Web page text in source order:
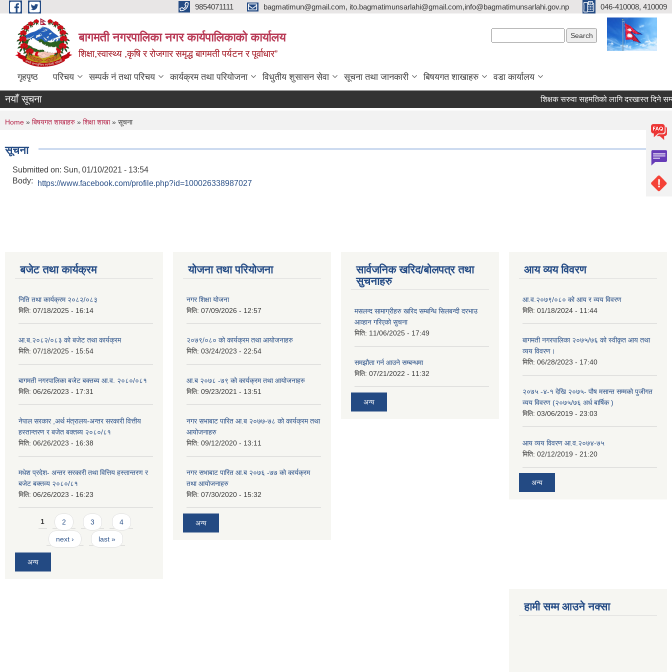
Skip to main content 9854071111 bagmatimun@gmail.com, ito.bagmatimunsarlahi@gmail.com,info@bagmatimunsarlahi.gov.np 046-410008, 410009
बागमती नगरपालिका नगर कार्यपालिकाको कार्यालय
शिक्षा,स्वास्थ्य ,कृषि र रोजगार समृद्ध बागमती पर्यटन र पूर्वाधार”
गृहपृष्ठ परिचय सम्पर्क नं तथा परिचय कार्यक्रम तथा परियोजना विधुतीय शुसासन सेवा सूचना तथा जानकारी बिषयगत शाखाहरु वडा कार्यालय
नयाँ सूचना शिक्षक सरुवा सहमतिको लागि दरखास्त
You are here
Home » बिषयगत शाखाहरु » शिक्षा शाखा» सूचना
सूचना
Submitted on: Sun, 01/10/2021 - 13:54
Body:
https://www.facebook.com/profile.php?id=100026338987027
बजेट तथा कार्यक्रम
निति तथा कार्यक्रम २०८२/०८३
मिति: 07/18/2025 - 16:14
आ.ब.२०८२/०८३ को बजेट तथा कार्यक्रम
मिति: 07/18/2025 - 15:54
बागमती नगरपालिका बजेट बक्तब्य आ.व. २०८०/०८१
मिति: 06/26/2023 - 17:31
नेपाल सरकार ,अर्थ मंत्रालय-अन्तर सरकारी वित्तीय
हस्तान्तरण र बजेत बक्तब्य २०८०/८१
मिति: 06/26/2023 - 16:38
मधेश प्रदेश- अन्तर सरकारी तथा वित्तिय हस्तान्तरण र
बजेट बक्तव्य २०८०/८१
मिति: 06/26/2023 - 16:23
Pages
1 2 3 4
next › last »
अन्य
योजना तथा परियोजना
नगर शिक्षा योजना
मिति: 07/09/2026 - 12:57
२०७९/०८० को कार्यक्रम तथा आयोजनाहरु
मिति: 03/24/2023 - 22:54
आ.ब २०७८ -७९ को कार्यक्रम तथा आयोजनाहरु
मिति: 09/23/2021 - 13:51
नगर सभाबाट पारित आ.ब २०७७-७८ को कार्यक्रम तथा
आयोजनाहरु
मिति: 09/12/2020 - 13:11
नगर सभाबाट पारित आ.ब २०७६ -७७ को कार्यक्रम
तथा आयोजनाहरु
मिति: 07/30/2020 - 15:32
अन्य
सार्वजनिक खरिद/बोलपत्र तथा
सुचनाहरु
मसलन्द सामाग्रीहरु खरिद सम्बन्धि सिलबन्दी दरभाउ
आव्हान गरिएको सुचना
मिति: 11/06/2025 - 17:49
समझौता गर्न आउने सम्बन्धमा
मिति: 07/21/2022 - 11:32
अन्य
आय व्यय विवरण
आ.व.२०७९/०८० को आय र व्यय विवरण
मिति: 01/18/2024 - 11:44
बागमती नगरपालिका २०७५/७६ को स्वीकृत आय तथा
व्यय विवरण।
मिति: 06/28/2023 - 17:40
२०७५ -४-१ देखि २०७५- पौष मसान्त सम्मको पुजीगत
व्यय विवरण (२०७५/७६ अर्ध बार्षिक )
मिति: 03/06/2019 - 23:03
आय व्यय विवरण आ.व.२०७४-७५
मिति: 02/12/2019 - 21:20
अन्य
हामी सम्म आउने नक्सा